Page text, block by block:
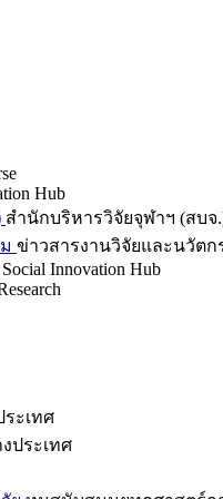
Hub
สำนักบริหารวิจัยจุฬาฯ (สบจ
ข่าวสารงานวิจัยและนวัตก
Innovation Hub
ะเทศ
ประเทศ